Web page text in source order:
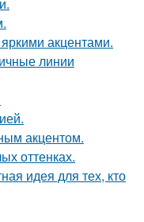
акцентами.
линии
акцентом.
оттенках.
идея для тех, кто